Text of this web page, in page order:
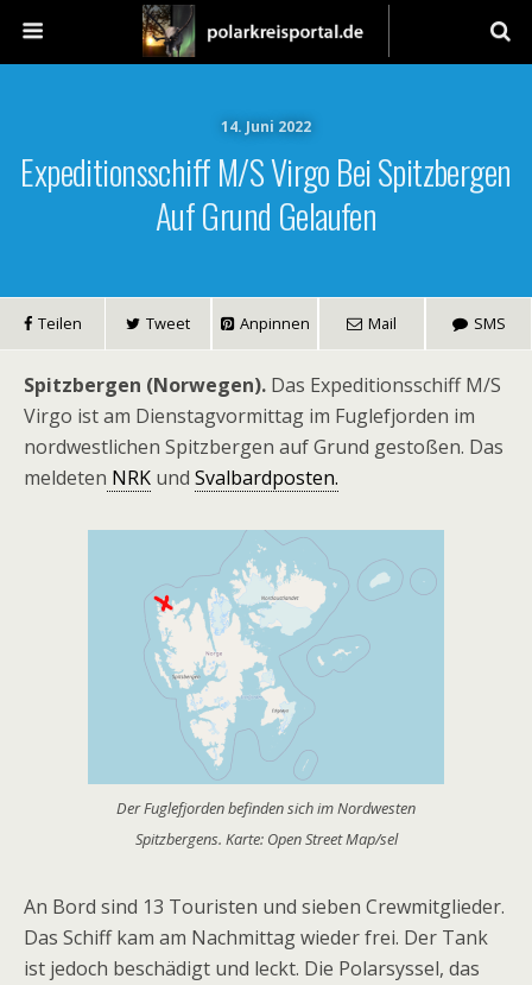
14. Juni 2022
Expeditionsschiff M/S Virgo Bei Spitzbergen
Auf Grund Gelaufen
Teilen Tweet Anpinnen Mail SMS
Spitzbergen (Norwegen). Das Expeditionsschiff M/S
Virgo ist am Dienstagvormittag im Fuglefjorden im
nordwestlichen Spitzbergen auf Grund gestoßen. Das
meldeten NRK und Svalbardposten.
Der Fuglefjorden befinden sich im Nordwesten
Spitzbergens. Karte: Open Street Map/sel
An Bord sind 13 Touristen und sieben Crewmitglieder.
Das Schiff kam am Nachmittag wieder frei. Der Tank
ist jedoch beschädigt und leckt. Die Polarsyssel, das